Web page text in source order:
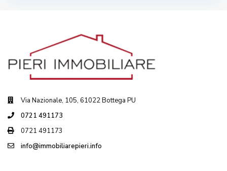
Via Nazionale, 105, 61022 Bottega PU
0721 491173
0721 491173
info@immobiliarepieri.info